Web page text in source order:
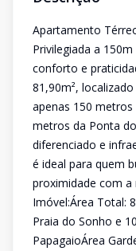
Apartamento
Privilegiada a
conforto e
81,90m²,
apenas 150
metros da Ponta
diferenciado e
é ideal para quem
proximidade com a
Imóvel:Área Total:
Praia do Sonho e
PapagaioÁrea